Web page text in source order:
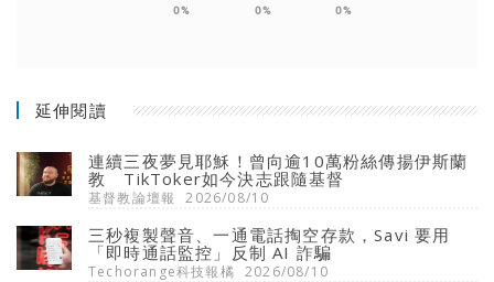
0% 0% 0%
延伸閱讀
連續三夜夢見耶穌！曾向逾10萬粉絲傳揚伊斯蘭
教 TikToker如今決志跟隨基督
基督教論壇報 2026/08/10
三秒複製聲音、一通電話掏空存款，Savi 要用
「即時通話監控」反制 AI 詐騙
Techorange科技報橘 2026/08/10